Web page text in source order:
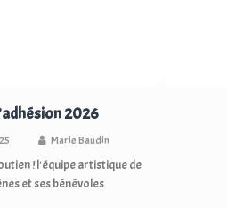
2026
Marie Baudin
! l'équipe artistique de
et ses bénévoles